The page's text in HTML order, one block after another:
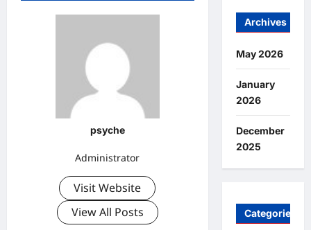
psyche
Administrator
Visit Website
View All Posts
Archives
May 2026
January
2026
December
2025
Categories